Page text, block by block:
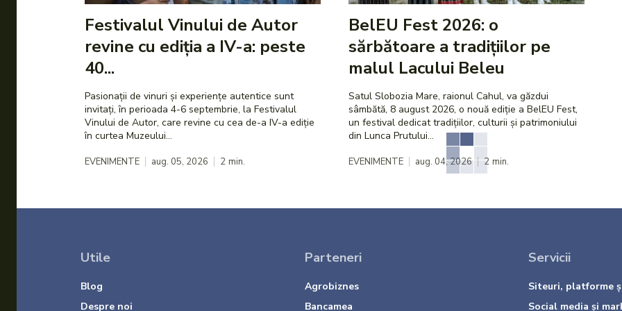
Festivalul Vinului de Autor
revine cu ediția a IV-a: peste
40...
Pasionații de vinuri și experiențe autentice sunt
invitați, în perioada 4-6 septembrie, la Festivalul
Vinului de Autor, care revine cu cea de-a IV-a ediție
în curtea Muzeului...
EVENIMENTE aug. 05, 2026 2 min.
BelEU Fest 2026: o
sărbătoare a tradițiilor pe
malul Lacului Beleu
Satul Slobozia Mare, raionul Cahul, va găzdui
sâmbătă, 8 august 2026, o nouă ediție a BelEU Fest,
un festival dedicat tradițiilor, culturii și patrimoniului
din Lunca Prutului...
EVENIMENTE aug. 04, 2026 2 min.
Utile
Blog
Despre noi
Parteneri
Agrobiznes
Bancamea
Servicii
Siteuri, platforme
Social media și